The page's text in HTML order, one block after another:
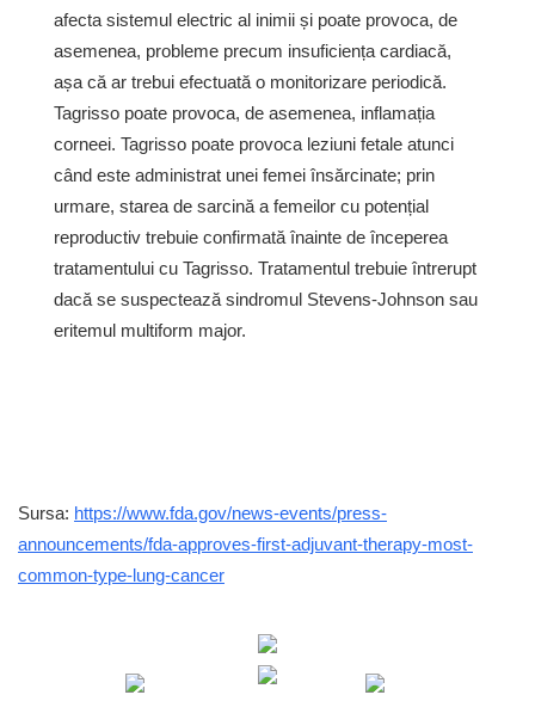
afecta sistemul electric al inimii și poate provoca, de
asemenea, probleme precum insuficiența cardiacă,
așa că ar trebui efectuată o monitorizare periodică.
Tagrisso poate provoca, de asemenea, inflamația
corneei. Tagrisso poate provoca leziuni fetale atunci
când este administrat unei femei însărcinate; prin
urmare, starea de sarcină a femeilor cu potențial
reproductiv trebuie confirmată înainte de începerea
tratamentului cu Tagrisso. Tratamentul trebuie întrerupt
dacă se suspectează sindromul Stevens-Johnson sau
eritemul multiform major.
Sursa: https://www.fda.gov/news-events/press-
announcements/fda-approves-first-adjuvant-therapy-most-
common-type-lung-cancer